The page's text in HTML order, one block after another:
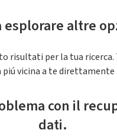
esplorare altre
risultati per la tua ricerca.
vicina a te direttamente
con il
dati.